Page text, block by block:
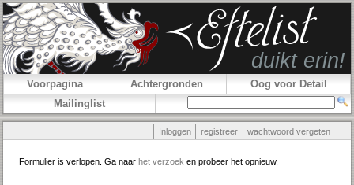
Voorpagina Achtergronden
Oog voor Detail
Mailinglist
Inloggen registreer wachtwoord vergeten
Formulier is verlopen. Ga naar het verzoek en probeer het opnieuw.